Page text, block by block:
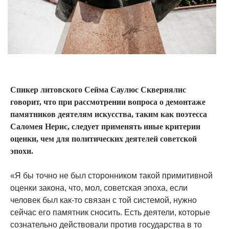
Спикер литовского Сейма Саулюс Сквернялис
говорит, что при рассмотрении вопроса о демонтаже
памятников деятелям искусства, таким как поэтесса
Саломея Нерис, следует применять иные критерии
оценки, чем для политических деятелей советской
эпохи.
«Я бы точно не был сторонником такой примитивной
оценки закона, что, мол, советская эпоха, если
человек был как-то связан с той системой, нужно
сейчас его памятник сносить. Есть деятели, которые
сознательно действовали против государства в то